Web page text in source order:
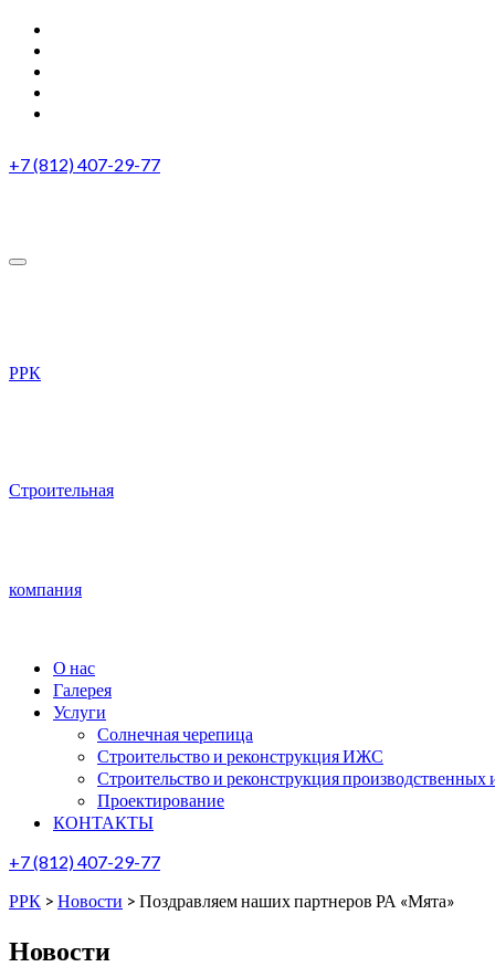
+7 (812) 407-29-77
РРК
Строительная
компания
О нас
Галерея
Услуги
Солнечная черепица
Строительство и реконструкция ИЖС
Строительство и реконструкция
Проектирование
КОНТАКТЫ
+7 (812) 407-29-77
РРК > Новости > Поздравляем наших партнеров РА «Мята»
Новости